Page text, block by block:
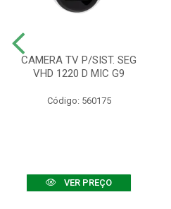
CAMERA TV P/SIST. SEG
VHD 1220 D MIC G9
Código: 560175
VER PREÇO